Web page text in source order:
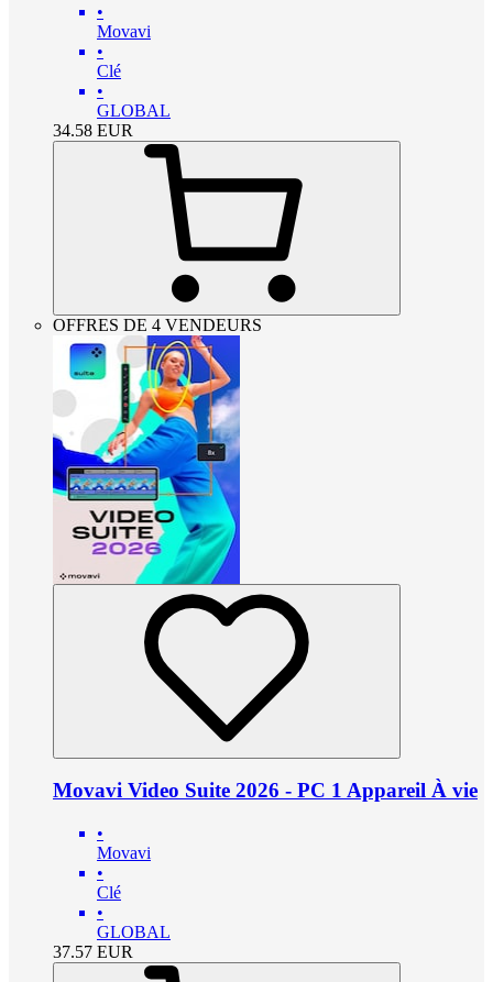
•
Movavi
•
Clé
•
GLOBAL
34.58 EUR
OFFRES DE 4 VENDEURS
Movavi Video Suite 2026 - PC 1 Appareil À vie
•
Movavi
•
Clé
•
GLOBAL
37.57 EUR